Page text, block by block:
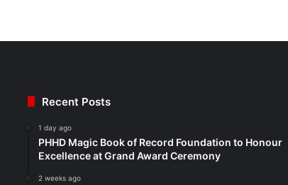
Recent Posts
1 day ago
PHHD Magic Book of Record Foundation to Honour
Excellence at Grand Award Ceremony
2 weeks ago